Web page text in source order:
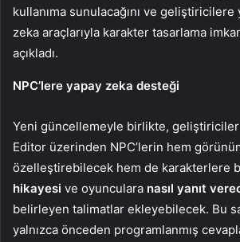
kullanıma sunulacağını ve
zeka araçlarıyla karakter tasarlama
açıkladı.
NPC’lere yapay zeka desteği
Yeni güncellemeyle birlikte,
Editor üzerinden NPC’lerin hem
özelleştirebilecek hem de karakterlere
hikayesi ve oyunculara nasıl yanıt
belirleyen talimatlar ekleyebilecek. Bu
yalnızca önceden programlanmış